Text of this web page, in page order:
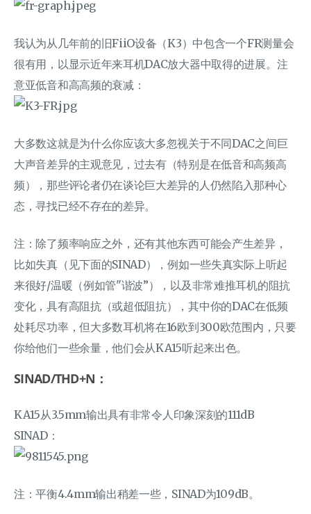
我认为从几年前的旧FiiO设备（K3）中包含一个FR测量会
很有用，以显示近年来耳机DAC放大器中取得的进展。注
意亚低音和高高频的衰减：
大多数这就是为什么你应该大多忽视关于不同DAC之间巨
大声音差异的主观意见，过去有（特别是在低音和高频高
频），那些评论者仍在谈论巨大差异的人仍然陷入那种心
态，寻找已经不存在的差异。
注：除了频率响应之外，还有其他东西可能会产生差异，
比如失真（见下面的SINAD），例如一些失真实际上听起
来很好/温暖（例如管"谐波”），以及非常难推耳机的阻抗
变化，具有高阻抗（或超低阻抗），其中你的DAC在低频
处耗尽功率，但大多数耳机将在16欧到300欧范围内，只要
你给他们一些余量，他们会从KA15听起来出色。
SINAD/THD+N：
KA15从3.5mm输出具有非常令人印象深刻的111dB
SINAD：
注：平衡4.4mm输出稍差一些，SINAD为109dB。